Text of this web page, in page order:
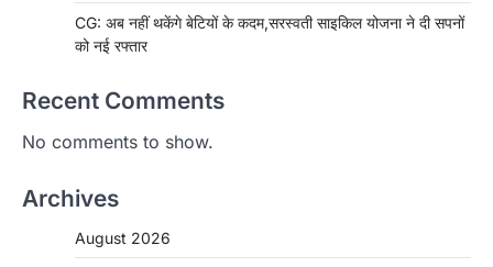
CG: अब नहीं थकेंगे बेटियों के कदम,सरस्वती साइकिल योजना ने दी सपनों
को नई रफ्तार
Recent Comments
No comments to show.
Archives
August 2026